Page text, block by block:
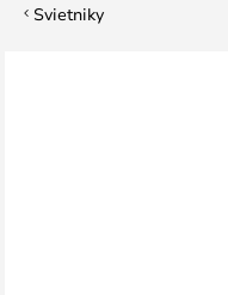
Svietniky